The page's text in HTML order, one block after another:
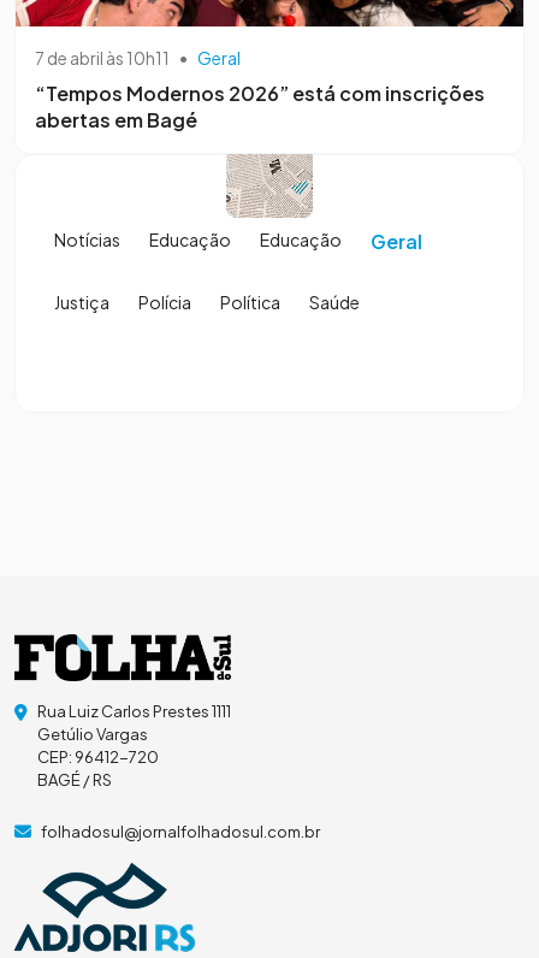
7 de abril às 10h11 • Geral
“Tempos Modernos 2026” está com inscrições
abertas em Bagé
Notícias Educação Educação Geral
Justiça Polícia Política Saúde
Rua Luiz Carlos Prestes 1111
Getúlio Vargas
CEP: 96412-720
BAGÉ / RS
folhadosul@jornalfolhadosul.com.br